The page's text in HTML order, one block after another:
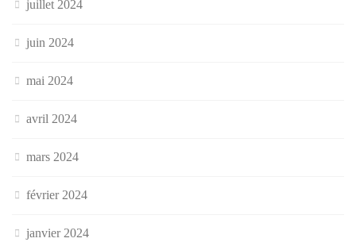
juillet 2024
juin 2024
mai 2024
avril 2024
mars 2024
février 2024
janvier 2024